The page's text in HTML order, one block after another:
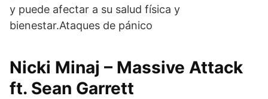
y puede afectar a su salud física y
bienestar.Ataques de pánico
Nicki Minaj – Massive Attack
ft. Sean Garrett